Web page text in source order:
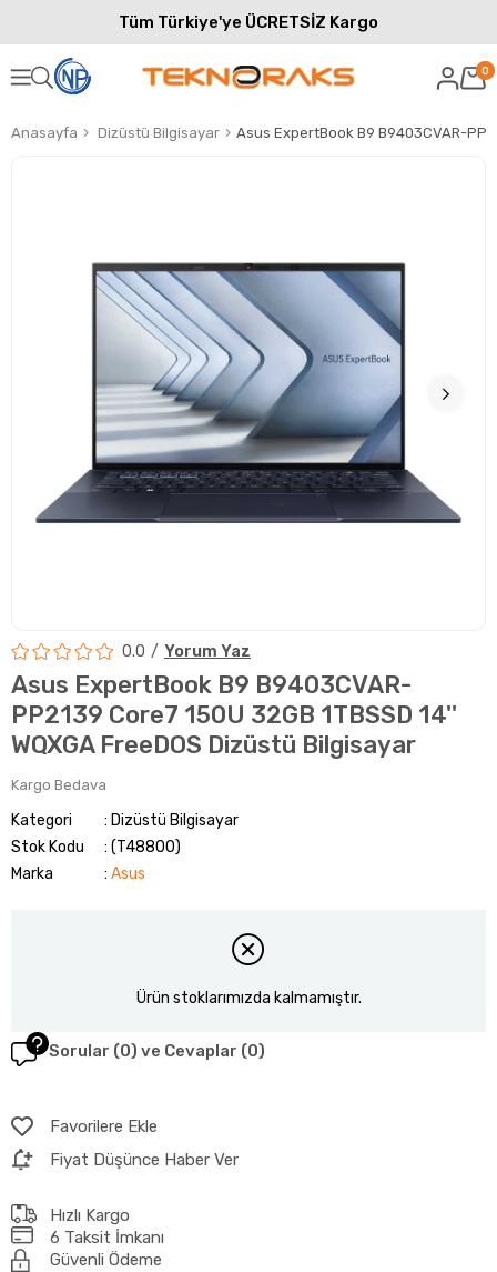
Tüm Türkiye'ye ÜCRETSİZ Kargo
0
Anasayfa Dizüstü Bilgisayar
0.0 Yorum Yaz
Asus ExpertBook B9 B9403CVAR-
PP2139 Core7 150U 32GB 1TBSSD 14''
WQXGA FreeDOS Dizüstü Bilgisayar
Kargo Bedava
Kategori
Dizüstü Bilgisayar
Stok Kodu
(T48800)
Marka
: Asus
Ürün stoklarımızda kalmamıştır.
Sorular (0) ve Cevaplar (0)
Favorilere Ekle
Fiyat Düşünce Haber Ver
Hızlı Kargo
6 Taksit İmkanı
Güvenli Ödeme